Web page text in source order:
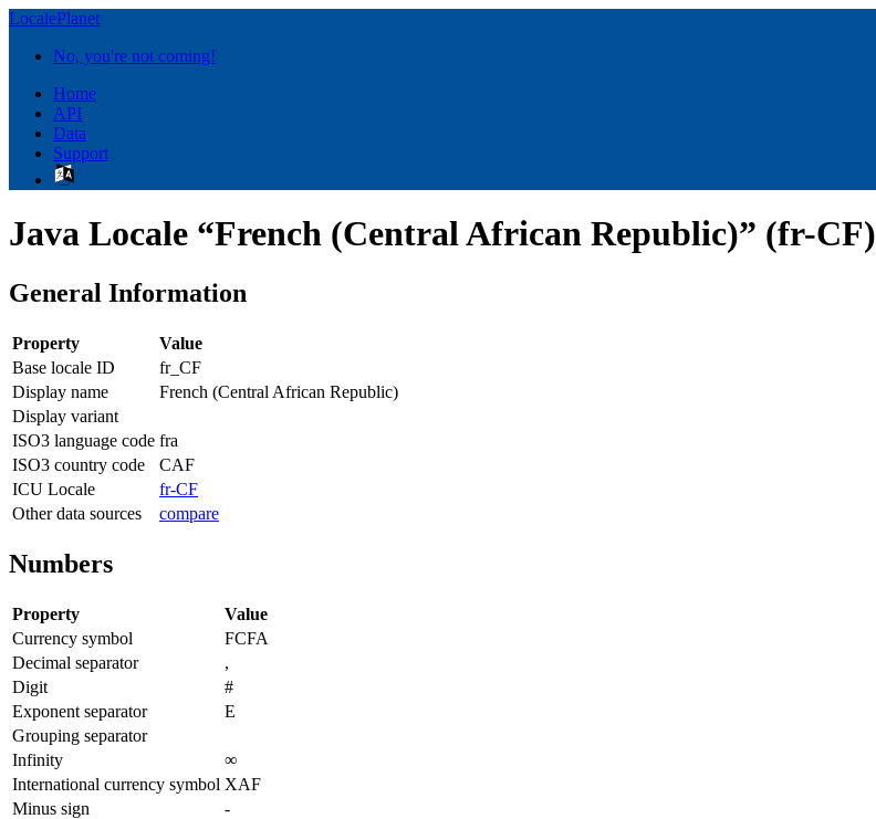
LocalePlanet
No, you're not coming!
Home
API
Data
Support
Java Locale “French (Central African Republic)” (fr-CF)
General Information
Property
Value
Base locale ID
fr_CF
Display name
French (Central African Republic)
Display variant
ISO3 language code fra
ISO3 country code
CAF
ICU Locale
fr-CF
Other data sources
compare
Numbers
Property
Value
Currency symbol
FCFA
Decimal separator
,
Digit
#
Exponent separator
E
Grouping separator
Infinity
∞
International currency symbol XAF
Minus sign
-